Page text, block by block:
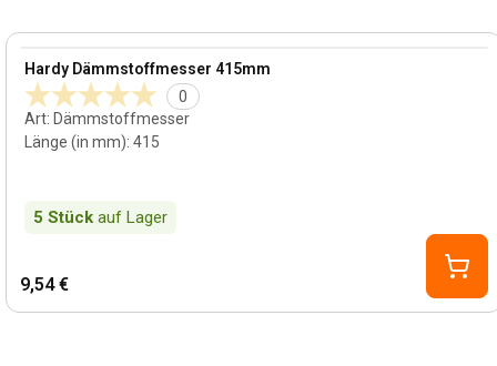
Hardy Dämmstoffmesser 415mm
0
Art: Dämmstoffmesser
Länge (in mm):415
5 Stück auf Lager
View product
9,54 €